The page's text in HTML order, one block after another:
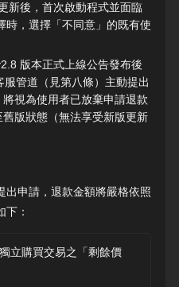
新後，首次啟動程式並面臨
時，選擇「不同意」的既有使
版本正式上線公告發布後
管道（見第八條）主動提出
視為使用者已放棄申請退款
版狀態（無法享受新版更新
出申請，退款金額將嚴格依照
下：
立購買交易之「剩餘價